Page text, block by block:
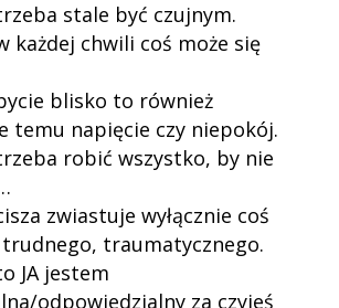
stale być czujnym.
każdej chwili coś może się
blisko to również
temu napięcie czy niepokój.
robić wszystko, by nie
zwiastuje wyłącznie coś
traumatycznego.
JA jestem
odpowiedzialny za czyjeś